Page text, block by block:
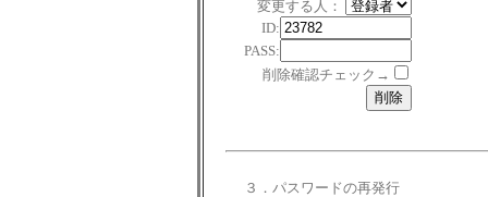
変更する人：
ID:
PASS:
削除確認チェック→
３．パスワードの再発行